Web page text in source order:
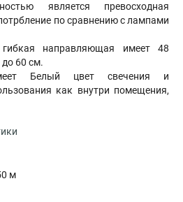
является превосходная
по сравнению с лампами
направляющая имеет 48
60 см.
Белый цвет свечения и
как внутри помещения,
м